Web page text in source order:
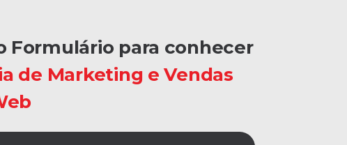
Formulário para conhecer
de Marketing e Vendas